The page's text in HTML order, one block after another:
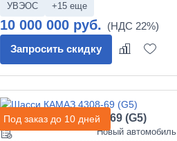
УВЭОС
+15 еще
10 000 000 руб.
Запросить скидку
Под заказ до 10 дней
Шасси КАМАЗ 4308-69 (G5)
Новый автомобиль